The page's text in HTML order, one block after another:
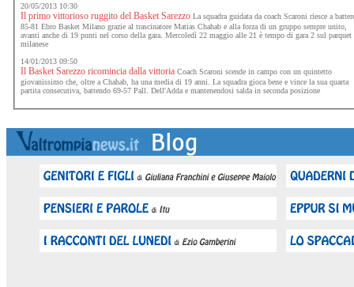
20/05/2013 10:30
Il primo vittorioso ruggito del Basket Sarezzo La squadra guidata da coach Scaroni riesce a
85-81 Ebro Basket Milano grazie al trascinatore Matias Chahab e alla forza di un gruppo sempre unito,
avanti anche di 19 punti nel corso della gara. Mercoledì 22 maggio alle 21 è tempo di gara 2 sul parquet
milanese
14/01/2013 09:50
Il Basket Sarezzo ricomincia dalla vittoria Coach Scaroni scende in campo con un quintetto
giovanissimo che, oltre a Chahab, ha una media di 19 anni. La squadra gioca bene e vince la sua quarta
partita consecutiva, battendo 69-57 Pall. Dell'Adda e mantenendosi salda in seconda posizione